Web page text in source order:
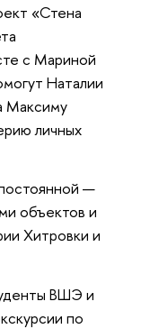
«Стена
с Мариной
Наталии
Максиму
личных
—
объектов и
Хитровки и
ВШЭ и
по